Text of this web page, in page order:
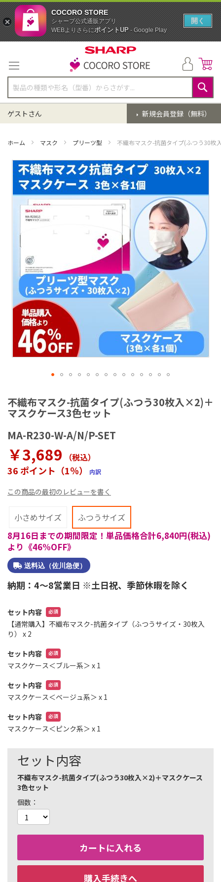
テ
ン
ツ
に
ス
キ
ッ
検
索
新規会員登録（無料）
ゲストさん
ホーム マスク プリーツ型 不織布マスク-抗菌タイプ(ふつう30
不織布マスク-抗菌タイプ(ふつう30枚入×2)＋
マスクケース3色セット
MA-R230-W-A/N/P-SET
￥3,689 （税込）
36 ポイント（1％） 内訳
この商品の最初のレビューを書く
小さめサイズ
ふつうサイズ
8月16日までの期間限定！単品価格合計6,840円(税込)
より《46%OFF》
送料込（佐川急便）
納期：4～8営業日 ※土日祝、季節休暇を除く
イ
メ
ー
ジ
動
メ
ー
ジ
ャ
リ
ー
の
初
移
す
る
セット内容
【通常購入】不織布マスク-抗菌タイプ（ふつうサイズ・30枚入
り）
x 2
セット内容
マスクケース＜ブルー系＞ x 1
セット内容
マスクケース＜ベージュ系＞ x 1
セット内容
マスクケース＜ピンク系＞ x 1
セット内容
不織布マスク-抗菌タイプ(ふつう30枚入×2)＋マスクケース
3色セット
個数
カートに入れる
購入手続きへ
COCORO STORE
シャープ公式通販アプリ
WEBよりさらにポイントUP- Google Play
開く